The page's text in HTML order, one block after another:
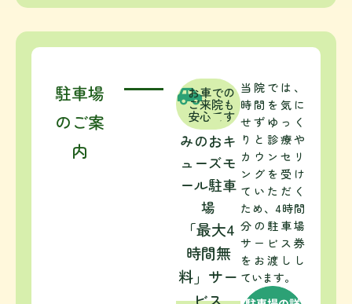
駐車場
のご案
内
お車での
ご来院も
安心です
みのおキ
ューズモ
ール駐車
場
「最大4
時間無
料」サー
ビス
当院では、
時間を気に
せずゆっく
りと診療や
カウンセリ
ングを受け
ていただく
ため、4時間
分の駐車場
サービス券
をお渡しし
ています。